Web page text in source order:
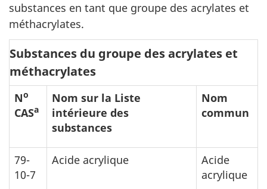
substances en tant que groupe des acrylates et
méthacrylates.
Substances du groupe des acrylates et
méthacrylates
No
CASa
Nom sur la Liste
intérieure des
substances
Nom
commun
79-
10-7
Acide acrylique
Acide
acrylique